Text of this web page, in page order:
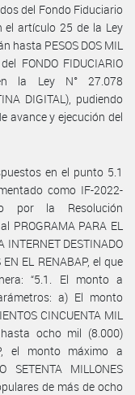
del Fondo Fiduciario
el artículo 25 de la Ley
hasta PESOS DOS MIL
FONDO FIDUCIARIO
en la Ley N° 27.078
DIGITAL), pudiendo
avance y ejecución del
en el punto 5.1
como IF-2022-
por la Resolución
PROGRAMA PARA EL
INTERNET DESTINADO
EL RENABAP, el que
“5.1. El monto a
a) El monto
CINCUENTA MIL
ocho mil (8.000)
el monto máximo a
MILLONES
de más de ocho